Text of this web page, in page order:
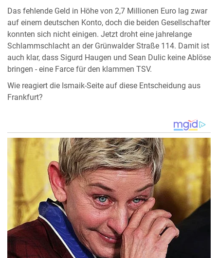
Das fehlende Geld in Höhe von 2,7 Millionen Euro lag zwar
auf einem deutschen Konto, doch die beiden Gesellschafter
konnten sich nicht einigen. Jetzt droht eine jahrelange
Schlammschlacht an der Grünwalder Straße 114. Damit ist
auch klar, dass Sigurd Haugen und Sean Dulic keine Ablöse
bringen - eine Farce für den klammen TSV.
Wie reagiert die Ismaik-Seite auf diese Entscheidung aus
Frankfurt?